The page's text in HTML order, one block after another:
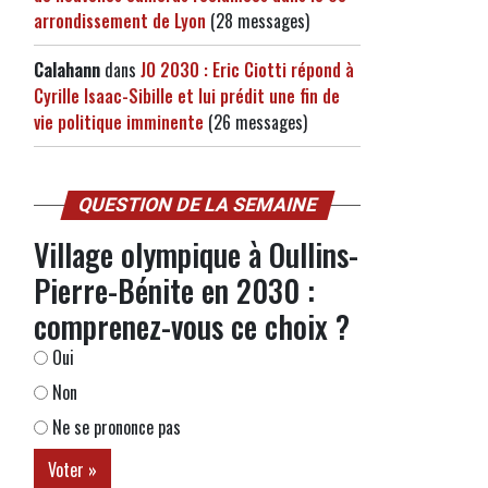
arrondissement de Lyon (28 messages)
Calahann dans JO 2030 : Eric Ciotti répond à
Cyrille Isaac-Sibille et lui prédit une fin de
vie politique imminente (26 messages)
QUESTION DE LA SEMAINE
Village olympique à Oullins-
Pierre-Bénite en 2030 :
comprenez-vous ce choix ?
Oui
Non
Ne se prononce pas